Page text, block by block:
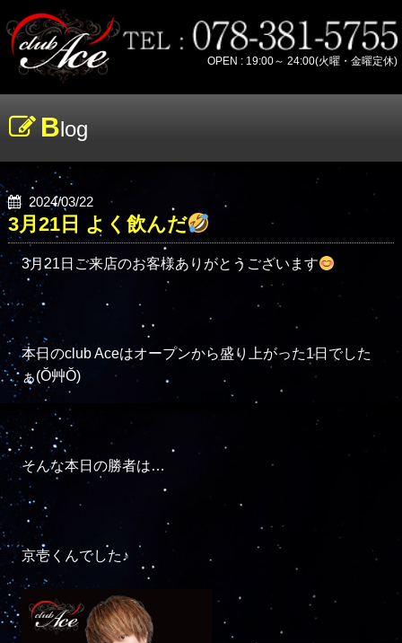
OPEN : 19:00～ 24:00(火曜・金曜定休)
Blog
2024/03/22
3月21日 よく飲んだ
3月21日ご来店のお客様ありがとうございます
本日のclub Aceはオープンから盛り上がった1日でした
ぁ(Ŏ艸Ŏ)
そんな本日の勝者は…
京壱くんでした♪